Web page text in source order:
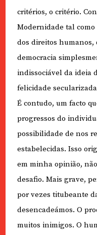
critérios, o critério.
Modernidade tal
dos direitos humanos,
democracia
indissociável da ideia
felicidade
É contudo, um facto
progressos do
possibilidade de nos
estabelecidas. Isso
em minha opinião,
desafio. Mais grave,
por vezes titubeante
desencadeámos. O
muitos inimigos. O